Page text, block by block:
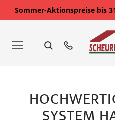
Sommer-Aktionspreise bis
springen
SYSTEM